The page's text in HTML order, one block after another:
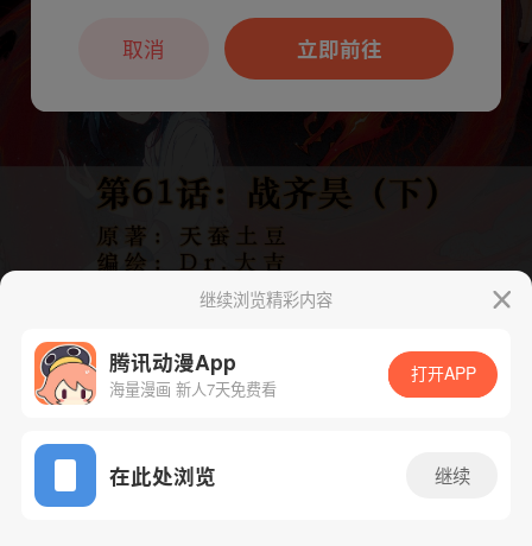
App免费看
继续浏览精彩内容
腾讯动漫App
海量漫画 新人7天免费看
打开APP
在此处浏览 继续
本章节仅支持App阅读，可打开App新用
户7天免费看立即前往
取消